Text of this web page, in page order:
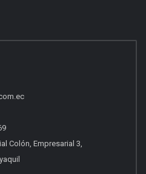
del socio
propiedades
Colón, Empresarial 3,